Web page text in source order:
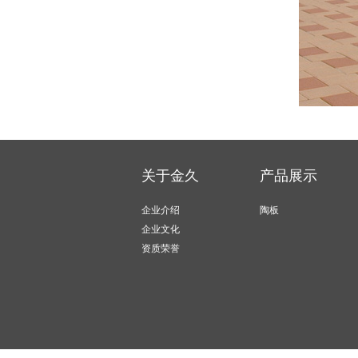
关于金久
企业介绍
企业文化
资质荣誉
产品展示
陶板